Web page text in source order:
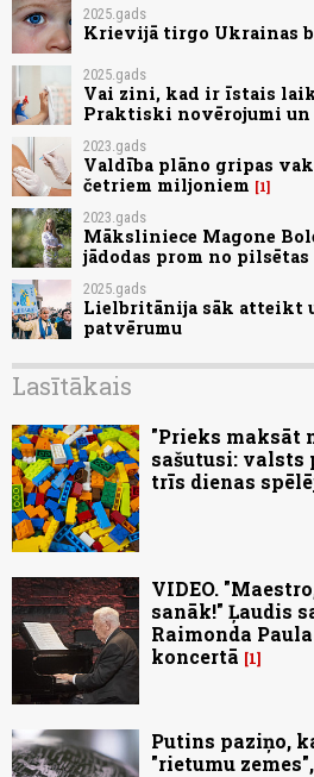
2025.gads
Krievijā tirgo Ukrainas
2025.gads
Vai zini, kad ir īstais
Praktiski novērojumi un
2023.gads
Valdība plāno gripas
četriem miljoniem
1
2023.gads
Māksliniece Magone
jādodas prom no pilsētas
2025.gads
Lielbritānija sāk atteikt
patvērumu
Lasītākais
"Prieks maksāt
sašutusi: valsts
trīs dienas
VIDEO.
sanāk!" Ļaudis
Raimonda
koncertā
1
Putins paziņo,
"rietumu